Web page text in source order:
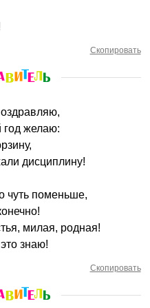
Скопировать
желаю:
дисциплину!
чуть поменьше,
милая, родная!
знаю!
Скопировать